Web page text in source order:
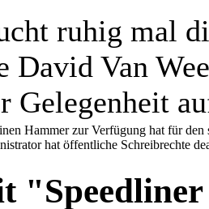
ruhig mal
David Van
Gelegenheit
Hammer zur Verfügung hat für
hat öffentliche Schreibrechte